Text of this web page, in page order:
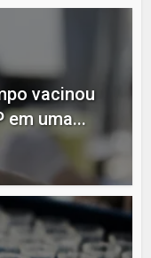
vacinou
em uma...